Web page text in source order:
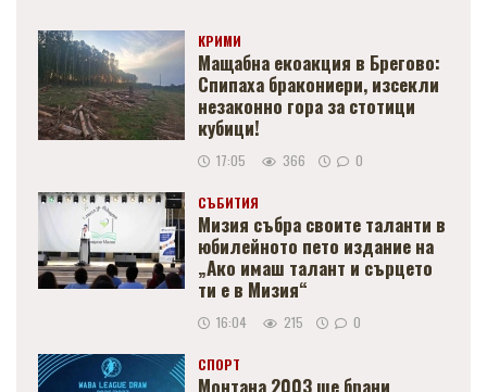
КРИМИ
Мащабна екоакция в Брегово:
Спипаха бракониери, изсекли
незаконно гора за стотици
кубици!
17:05 366 0
СЪБИТИЯ
Мизия събра своите таланти в
юбилейното пето издание на
„Ако имаш талант и сърцето
ти е в Мизия“
16:04 215 0
СПОРТ
Монтана 2003 ще брани